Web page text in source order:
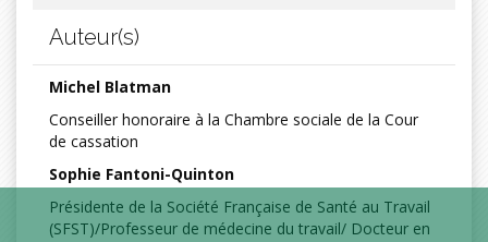
Auteur(s)
Michel Blatman
Conseiller honoraire à la Chambre sociale de la Cour
de cassation
Sophie Fantoni-Quinton
Présidente de la Société Française de Santé au Travail
(SFST)/Professeur de médecine du travail/ Docteur en